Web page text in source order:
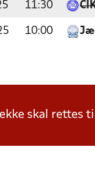
11:30
10:00
skal rettes